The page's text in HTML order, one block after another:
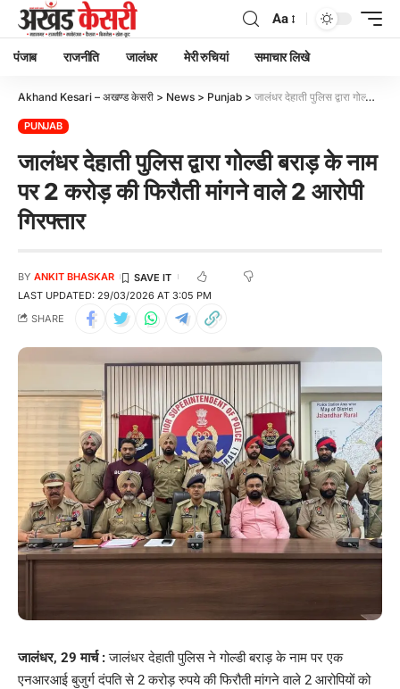
Aa
पंजाब राजनीति जालंधर मेरी रुचियां समाचार लिखे
Akhand Kesari – अखण्ड केसरी > News > Punjab > जालंधर देहाती पुलिस द्वारा गोल्डी बराड़ के नाम पर 2 करोड़ की फिरौती मांगने वाले 2 आरोपी गिरफ्तार
PUNJAB
जालंधर देहाती पुलिस द्वारा गोल्डी बराड़ के नाम
पर 2 करोड़ की फिरौती मांगने वाले 2 आरोपी
गिरफ्तार
LAST UPDATED: 29/03/2026 AT 3:05 PM
BY ANKIT BHASKAR
SHARE
जालंधर, 29 मार्च :जालंधर देहाती पुलिस ने गोल्डी बराड़ के नाम पर एक
एनआरआई बुजुर्ग दंपति से 2 करोड़ रुपये की फिरौती मांगने वाले 2 आरोपियों को